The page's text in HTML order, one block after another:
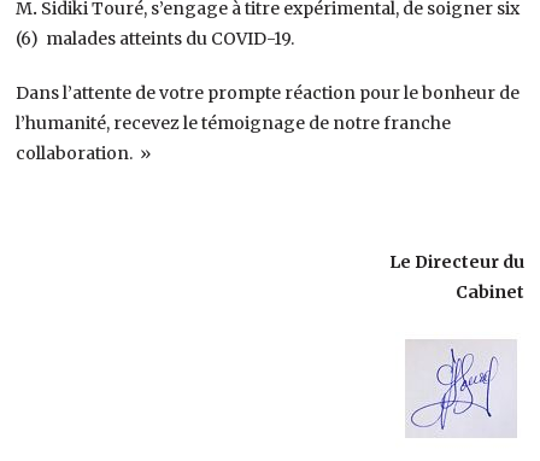
M. Sidiki Touré, s’engage à titre expérimental, de soigner six
(6) malades atteints du COVID-19.
Dans l’attente de votre prompte réaction pour le bonheur de
l’humanité, recevez le témoignage de notre franche
collaboration. »
Le Directeur du
Cabinet